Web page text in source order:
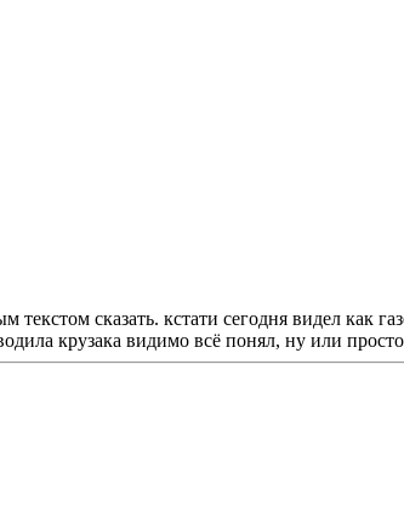
сказать. кстати сегодня видел как
крузака видимо всё понял, ну или